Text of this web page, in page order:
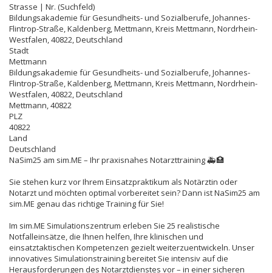
Strasse | Nr. (Suchfeld)
Bildungsakademie für Gesundheits- und Sozialberufe, Johannes-
Flintrop-Straße, Kaldenberg, Mettmann, Kreis Mettmann, Nordrhein-
Westfalen, 40822, Deutschland
Stadt
Mettmann
Bildungsakademie für Gesundheits- und Sozialberufe, Johannes-
Flintrop-Straße, Kaldenberg, Mettmann, Kreis Mettmann, Nordrhein-
Westfalen, 40822, Deutschland
Mettmann,40822
PLZ
40822
Land
Deutschland
NaSim25 am sim.ME – Ihr praxisnahes Notarzttraining 🚑🏥
Sie stehen kurz vor Ihrem Einsatzpraktikum als Notärztin oder
Notarzt und möchten optimal vorbereitet sein? Dann ist NaSim25 am
sim.ME genau das richtige Training für Sie!
Im sim.ME Simulationszentrum erleben Sie 25 realistische
Notfalleinsätze, die Ihnen helfen, Ihre klinischen und
einsatztaktischen Kompetenzen gezielt weiterzuentwickeln. Unser
innovatives Simulationstraining bereitet Sie intensiv auf die
Herausforderungen des Notarztdienstes vor – in einer sicheren